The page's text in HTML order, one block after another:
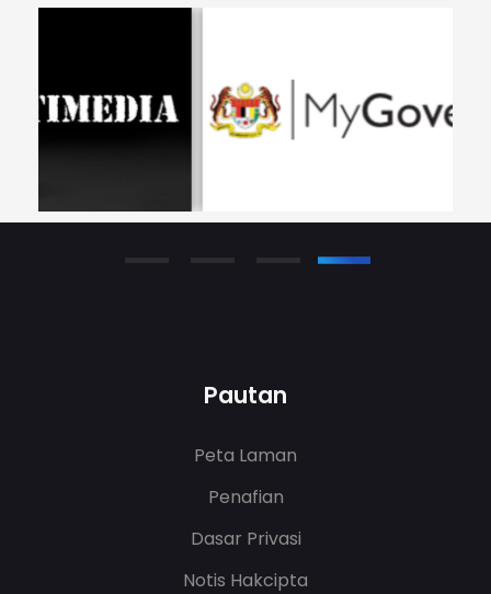
Pautan
Peta Laman
Penafian
Dasar Privasi
Notis Hakcipta